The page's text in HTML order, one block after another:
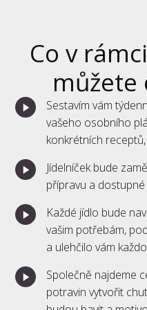
Co v
můžete
Sestavím vám
vašeho osobního
konkrétních
Jídelníček bude
přípravu a dostupné
Každé jídlo bude
vašim potřebám,
a ulehčilo vám
Společně najdeme
potravin vytvořit